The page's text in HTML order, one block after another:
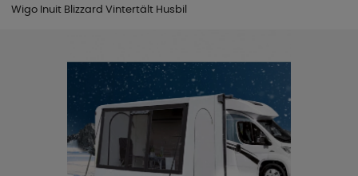
Wigo Inuit Blizzard Vintertält Husbil